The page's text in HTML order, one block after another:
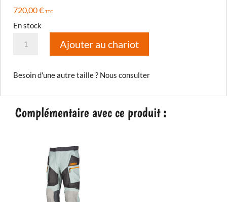
720,00€ TTC
En stock
quantité
Baja
S4
2025
Ajouter au chariot
Besoin d'une autre taille ? Nous consulter
Complémentaire avec ce produit :